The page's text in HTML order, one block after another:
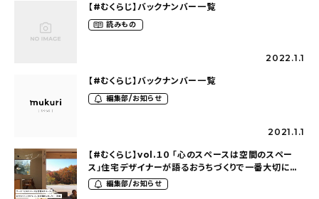
【#むくらじ】バックナンバー一覧
読みもの
2022.1.1
【#むくらじ】バックナンバー一覧
編集部/お知らせ
2021.1.1
【#むくらじ】vol.１０ 「心のスペースは空間のスペー
ス」住宅デザイナーが語るおうちづくりで一番大切にし
たこと-前編-（ゲスト@erisa.ina）
編集部/お知らせ